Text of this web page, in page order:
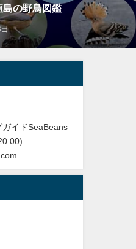
島の野鳥図鑑
ング
NHK BS４K
イドSeaBeans